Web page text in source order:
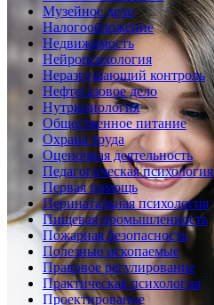
Музейное дело
Налогообложение
Недвижимость
Нейропсихология
Неразрушающий контроль
Нефтегазовое дело
Нутрициология
Общественное питание
Охрана труда
Оценочная деятельность
Педагогическая психология
Первая помощь
Перинатальная психология
Пищевая промышленность
Пожарная безопасность
Полезные ископаемые
Правовое регулирование
Практическая психология
Проектирование